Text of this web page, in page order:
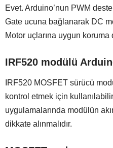
Evet. Arduino’nun PWM
Gate ucuna bağlanarak DC
Motor uçlarına uygun
IRF520 modülü
IRF520 MOSFET sürücü
kontrol etmek için
uygulamalarında modülün
dikkate alınmalıdır.